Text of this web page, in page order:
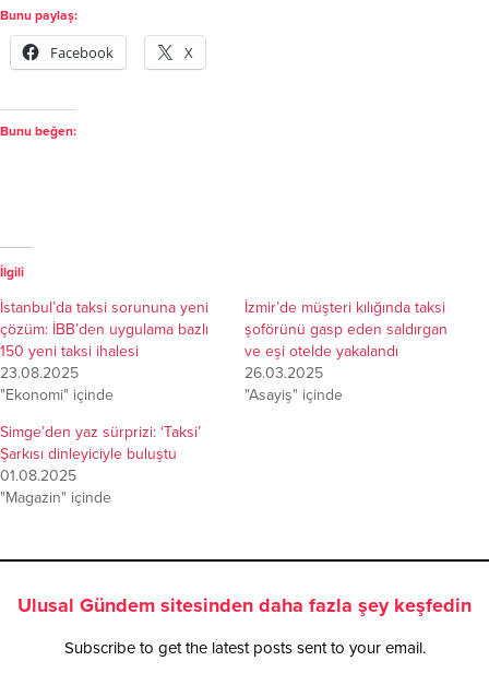
Bunu paylaş:
Facebook X
Bunu beğen:
İlgili
İstanbul’da taksi sorununa yeni
çözüm: İBB’den uygulama bazlı
150 yeni taksi ihalesi
23.08.2025
"Ekonomi" içinde
İzmir’de müşteri kılığında taksi
şoförünü gasp eden saldırgan
ve eşi otelde yakalandı
26.03.2025
"Asayiş" içinde
Simge’den yaz sürprizi: ‘Taksi’
Şarkısı dinleyiciyle buluştu
01.08.2025
"Magazin" içinde
Ulusal Gündem sitesinden daha fazla şey keşfedin
Subscribe to get the latest posts sent to your email.